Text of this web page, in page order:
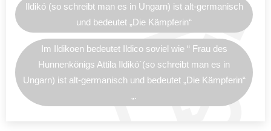
Ildikó (so schreibt man es in Ungarn) ist alt-germanisch
und bedeutet „Die Kämpferin“
Im Ildikoen bedeutet Ildico soviel wie “ Frau des
Hunnenkönigs Attila Ildikó´(so schreibt man es in
Ungarn) ist alt-germanisch und bedeutet „Die Kämpferin“
„.